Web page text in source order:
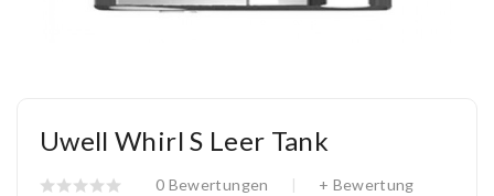
Uwell Whirl S Leer Tank
0 Bewertungen + Bewertung